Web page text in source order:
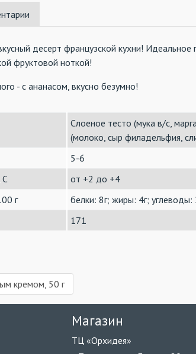
десерт французской кухни!
фруктовой ноткой!
- с ананасом, вкусно безумно!
Слоеное тесто (мука в/с,
(молоко, сыр филадельфия,
5-6
от +2 до +4
г
белки: 8г; жиры: 4г; углеводы:
171
кремом, 50 г
Магазин
ТЦ «Орхидея»